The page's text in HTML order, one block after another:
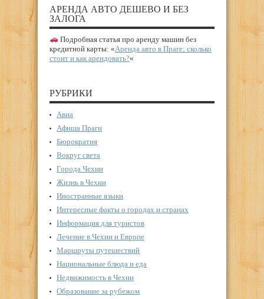
АРЕНДА АВТО ДЕШЕВО И БЕЗ
ЗАЛОГА
Подробная статья про аренду машин без
кредитной карты: «Аренда авто в Праге: сколько
стоит и как арендовать?«
РУБРИКИ
Авиа
Афиша Праги
Бюрократия
Вокруг света
Города Чехии
Жизнь в Чехии
Иностранные языки
Интересные факты о городах и странах
Информация для туристов
Лечение в Чехии и Европе
Маршруты путешествий
Национальные блюда и еда
Недвижимость в Чехии
Образование за рубежом